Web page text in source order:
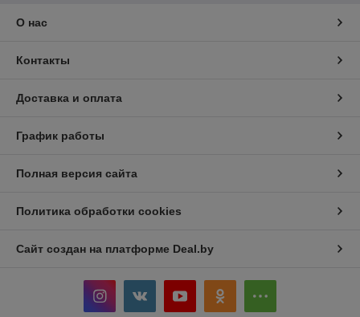
О нас
Контакты
Доставка и оплата
График работы
Полная версия сайта
Политика обработки cookies
Сайт создан на платформе Deal.by